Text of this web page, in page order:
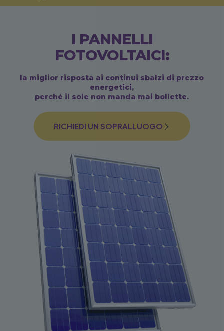
I PANNELLI
FOTOVOLTAICI:
la miglior risposta ai continui sbalzi di prezzo
energetici,
perché il sole non manda mai bollette.
RICHIEDI UN SOPRALLUOGO